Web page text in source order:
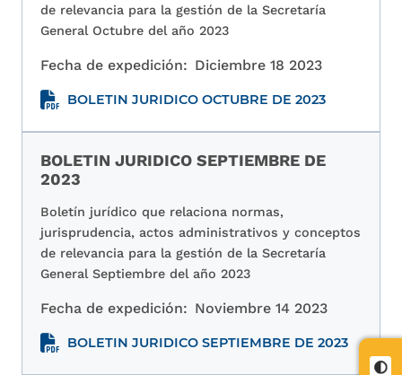
de relevancia para la gestión de la Secretaría
General Octubre del año 2023
Fecha de expedición: Diciembre 18 2023
BOLETIN JURIDICO OCTUBRE DE 2023
BOLETIN JURIDICO SEPTIEMBRE DE
2023
Boletín jurídico que relaciona normas,
jurisprudencia, actos administrativos y conceptos
de relevancia para la gestión de la Secretaría
General Septiembre del año 2023
Fecha de expedición: Noviembre 14 2023
BOLETIN JURIDICO SEPTIEMBRE DE 2023